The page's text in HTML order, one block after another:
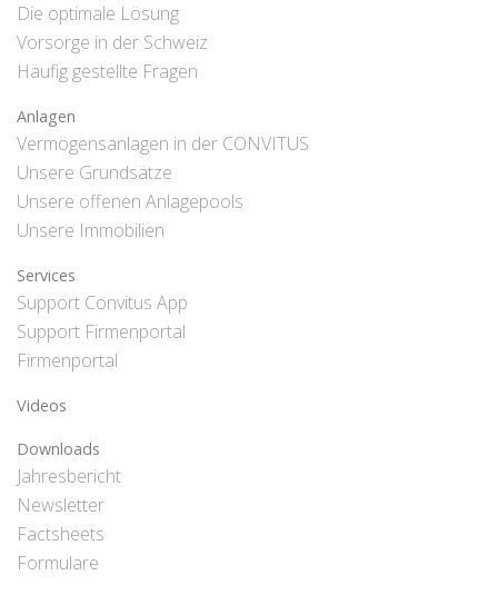
Die optimale Lösung
Vorsorge in der Schweiz
Häufig gestellte Fragen
Anlagen
Vermögensanlagen in der CONVITUS
Unsere Grundsätze
Unsere offenen Anlagepools
Unsere Immobilien
Services
Support Convitus App
Support Firmenportal
Firmenportal
Videos
Downloads
Jahresbericht
Newsletter
Factsheets
Formulare